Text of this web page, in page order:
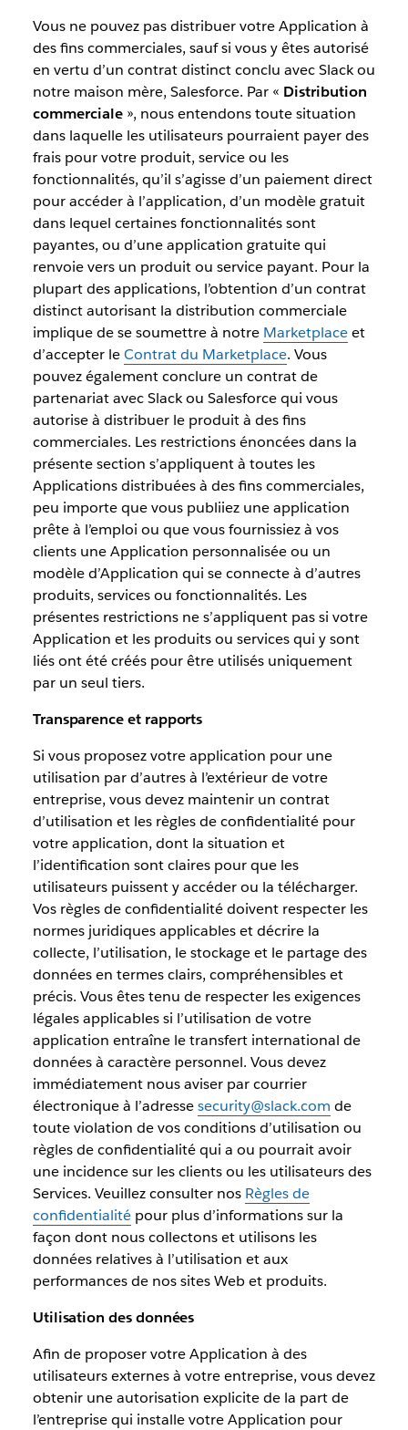
Vous ne pouvez pas distribuer votre Application à
des fins commerciales, sauf si vous y êtes autorisé
en vertu d’un contrat distinct conclu avec Slack ou
notre maison mère, Salesforce. Par « Distribution
commerciale», nous entendons toute situation
dans laquelle les utilisateurs pourraient payer des
frais pour votre produit, service ou les
fonctionnalités, qu’il s’agisse d’un paiement direct
pour accéder à l’application, d’un modèle gratuit
dans lequel certaines fonctionnalités sont
payantes, ou d’une application gratuite qui
renvoie vers un produit ou service payant. Pour la
plupart des applications, l’obtention d’un contrat
distinct autorisant la distribution commerciale
implique de se soumettre à notre Marketplaceet
d’accepter leContrat du Marketplace. Vous
pouvez également conclure un contrat de
partenariat avec Slack ou Salesforce qui vous
autorise à distribuer le produit à des fins
commerciales. Les restrictions énoncées dans la
présente section s’appliquent à toutes les
Applications distribuées à des fins commerciales,
peu importe que vous publiiez une application
prête à l’emploi ou que vous fournissiez à vos
clients une Application personnalisée ou un
modèle d’Application qui se connecte à d’autres
produits, services ou fonctionnalités. Les
présentes restrictions ne s’appliquent pas si votre
Application et les produits ou services qui y sont
liés ont été créés pour être utilisés uniquement
par un seul tiers.
Transparence et rapports
Si vous proposez votre application pour une
utilisation par d’autres à l’extérieur de votre
entreprise, vous devez maintenir un contrat
d’utilisation et les règles de confidentialité pour
votre application, dont la situation et
l’identification sont claires pour que les
utilisateurs puissent y accéder ou la télécharger.
Vos règles de confidentialité doivent respecter les
normes juridiques applicables et décrire la
collecte, l’utilisation, le stockage et le partage des
données en termes clairs, compréhensibles et
précis. Vous êtes tenu de respecter les exigences
légales applicables si l’utilisation de votre
application entraîne le transfert international de
données à caractère personnel. Vous devez
immédiatement nous aviser par courrier
électronique à l’adressesecurity@slack.com de
toute violation de vos conditions d’utilisation ou
règles de confidentialité qui a ou pourrait avoir
une incidence sur les clients ou les utilisateurs des
Services. Veuillez consulter nos Règles de
confidentialitépour plus d’informations sur la
façon dont nous collectons et utilisons les
données relatives à l’utilisation et aux
performances de nos sites Web et produits.
Utilisation des données
Afin de proposer votre Application à des
utilisateurs externes à votre entreprise, vous devez
obtenir une autorisation explicite de la part de
l’entreprise qui installe votre Application pour